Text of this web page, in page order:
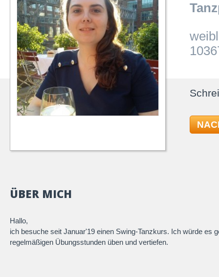
ÜBER MICH
Hallo,
ich besuche seit Januar'19 einen Swing-Tanzkurs. Ich würde es
regelmäßigen Übungsstunden üben und vertiefen.